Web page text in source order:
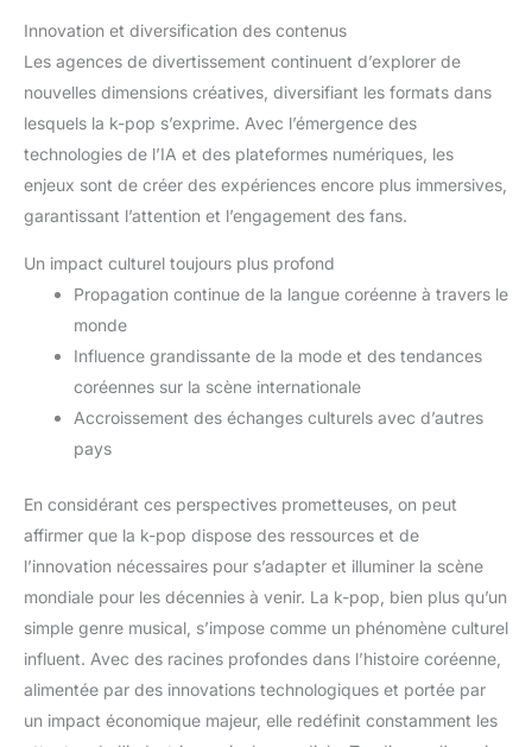
Innovation et diversification des contenus
Les agences de divertissement continuent d’explorer de
nouvelles dimensions créatives, diversifiant les formats dans
lesquels la k-pop s’exprime. Avec l’émergence des
technologies de l’IA et des plateformes numériques, les
enjeux sont de créer des expériences encore plus immersives,
garantissant l’attention et l’engagement des fans.
Un impact culturel toujours plus profond
Propagation continue de la langue coréenne à travers le
monde
Influence grandissante de la mode et des tendances
coréennes sur la scène internationale
Accroissement des échanges culturels avec d’autres
pays
En considérant ces perspectives prometteuses, on peut
affirmer que la k-pop dispose des ressources et de
l’innovation nécessaires pour s’adapter et illuminer la scène
mondiale pour les décennies à venir. La k-pop, bien plus qu’un
simple genre musical, s’impose comme un phénomène culturel
influent. Avec des racines profondes dans l’histoire coréenne,
alimentée par des innovations technologiques et portée par
un impact économique majeur, elle redéfinit constamment les